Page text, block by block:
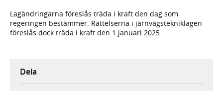
Lagändringarna föreslås träda i kraft den dag som
regeringen bestämmer. Rättelserna i järnvägstekniklagen
föreslås dock träda i kraft den 1 januari 2025.
Dela